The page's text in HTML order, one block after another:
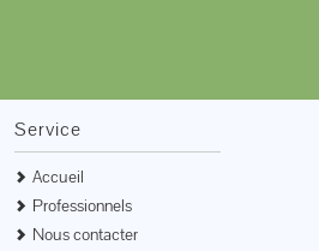
Service
Accueil
Professionnels
Nous contacter